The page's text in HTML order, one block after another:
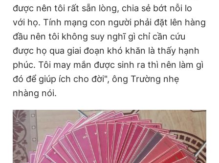
được nên tôi rất sẵn lòng, chia sẻ bớt nỗi lo
với họ. Tính mạng con người phải đặt lên hàng
đầu nên tôi không suy nghĩ gì chỉ cần cứu
được họ qua giai đoạn khó khăn là thấy hạnh
phúc. Tôi may mắn được sinh ra thì nên làm gì
đó để giúp ích cho đời", ông Trường nhẹ
nhàng nói.